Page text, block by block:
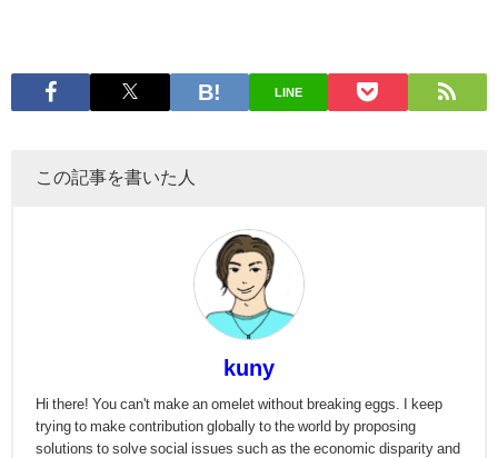
LINE
この記事を書いた人
kuny
Hi there! You can't make an omelet without breaking eggs. I keep
trying to make contribution globally to the world by proposing
solutions to solve social issues such as the economic disparity and